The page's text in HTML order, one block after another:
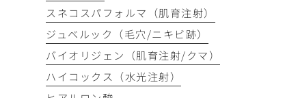
スネコスパフォルマ（肌育注射）
ジュベルック（毛穴/ニキビ跡）
バイオリジェン（肌育注射/クマ）
ハイコックス（水光注射）